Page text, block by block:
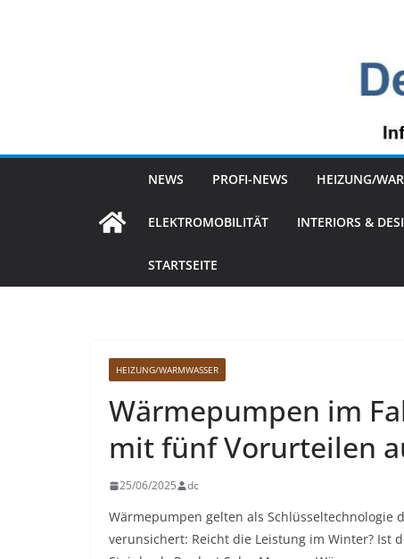
NEWS PROFI-NEWS HEIZUNG/
ELEKTROMOBILITÄT INTERIORS &
STARTSEITE
HEIZUNG/WARMWASSER
Wärmepumpen im
mit fünf Vorurteilen
25/06/2025 dc
Wärmepumpen gelten als Schlüsseltechnologie
verunsichert: Reicht die Leistung im Winter? Ist